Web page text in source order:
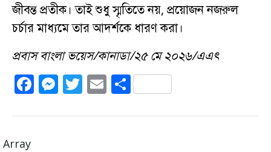
জীবন্ত প্রতীক। তাই শুধু স্মৃতিতে নয়, প্রয়োজন নজরুল
চর্চার মাধ্যমে তার আদর্শকে ধারণ করা।
প্রবাস বাংলা ভয়েস/কানাডা/২৫ মে ২০২৬/এএৎ
F
c
M
ss
T
it
E
ai
S
a
Array